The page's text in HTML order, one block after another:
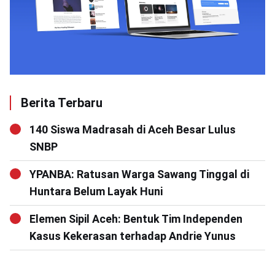
Berita Terbaru
140 Siswa Madrasah di Aceh Besar Lulus
SNBP
YPANBA: Ratusan Warga Sawang Tinggal di
Huntara Belum Layak Huni
Elemen Sipil Aceh: Bentuk Tim Independen
Kasus Kekerasan terhadap Andrie Yunus